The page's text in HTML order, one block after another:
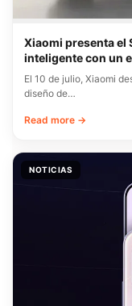
Xiaomi presenta el
inteligente con un
El 10 de julio, Xiaomi
diseño de…
Read more →
NOTICIAS